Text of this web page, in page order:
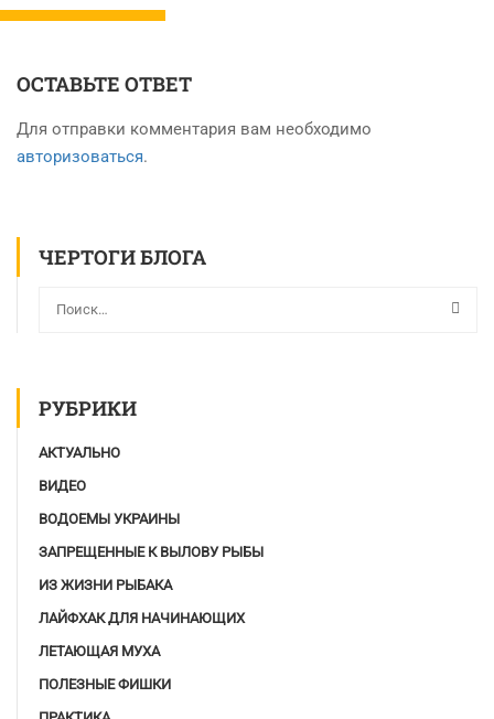
ОСТАВЬТЕ ОТВЕТ
Для отправки комментария вам необходимо
авторизоваться.
ЧЕРТОГИ БЛОГА
РУБРИКИ
АКТУАЛЬНО
ВИДЕО
ВОДОЕМЫ УКРАИНЫ
ЗАПРЕЩЕННЫЕ К ВЫЛОВУ РЫБЫ
ИЗ ЖИЗНИ РЫБАКА
ЛАЙФХАК ДЛЯ НАЧИНАЮЩИХ
ЛЕТАЮЩАЯ МУХА
ПОЛЕЗНЫЕ ФИШКИ